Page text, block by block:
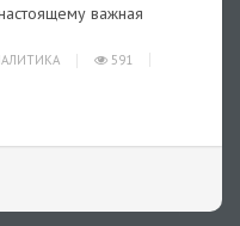
важная
591